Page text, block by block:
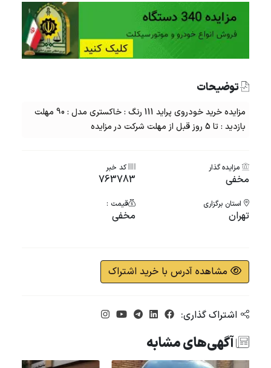
توضیحات
مزایده خرید خودروی پراید 111 رنگ : خاکستری مدل : 90 مهلت
بازدید : تا 5 روز قبل از مهلت شرکت در مزایده
مزایده گذار
مخفی
کد خبر
763783
استان برگزاری
تهران
قیمت :
مخفی
مشاهده آدرس با خرید اشتراک
اشتراک گذاری:
آگهی‌های مشابه